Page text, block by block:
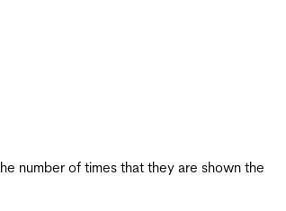
number of times that they are shown the